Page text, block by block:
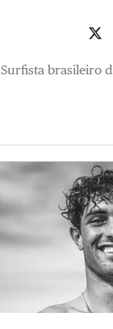
Surfista brasileiro